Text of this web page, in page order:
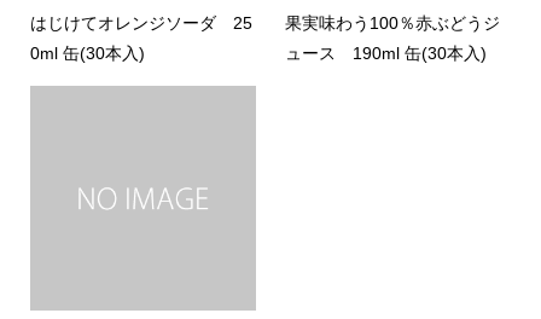
はじけてオレンジソーダ 25
0ml 缶(30本入)
果実味わう100％赤ぶどうジ
ュース 190ml 缶(30本入)